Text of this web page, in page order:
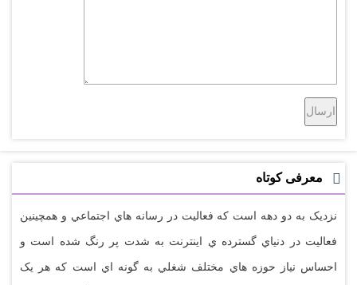
معرفی کوتاه
نزديک به دو دهه است که فعاليت در رسانه هاي اجتماعي و همچينين
فعاليت در دنياي گسترده ي اينترنت به شدت پر رنگ شده است و
احساس نياز حوزه هاي مختلف شغلي به گونه اي است که هر يک